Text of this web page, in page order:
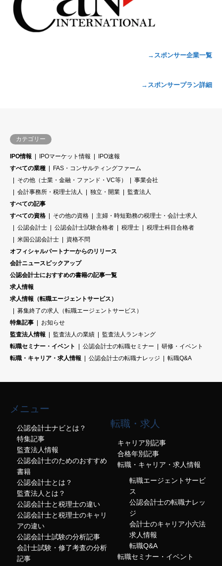
→スポンサー企業一覧
→スポンサープラン詳細
カテゴリー
IPO情報 IPOマーケット情報
IPO速報
すべての業種
FAS・コンサルティングファーム
その他（士業・金融・ファンド・VC等）
事業会社
会計事務所・税理士法人
独立・開業
監査法人
すべての記事
すべての資格
その他の資格
主婦・時短勤務の税理士・会計士求人
公認会計士
公認会計士試験合格者 税理士
税理士科目合格者
米国公認会計士
資格不問
オフィシャルパートナーからのリリース
会計ニュースピックアップ
公認会計士におすすめの書籍の記事一覧
求人情報
求人情報（転職エージェントサービス）
募集終了の求人（転職エージェントサービス）
特集記事
お知らせ
監査法人情報
監査法人の業績
監査法人ランキング
転職セミナー・イベント
公認会計士の転職セミナー
研修・イベント
転職・キャリア・求人情報
公認会計士の転職ナレッジ 転職Q&A
メニュー
公認会計士ナビとは？
特集記事
監査法人情報
公認会計士のためのおすすめ
書籍
公認会計士とは？
監査法人とは？
公認会計士と税理士の違い
公認会計士と税理士のキャリ
アの違い
公認会計士試験の分析記事
会計士試験・修了考査の分析
記事
転職・求人
キャリア別記事
合格年別記事
転職・キャリア・求人情報
転職エージェントサービ
ス
公認会計士の転職ナレッ
ジ
会計士のキャリア小六法
求人情報
転職Q&A
転職セミナー・イベント